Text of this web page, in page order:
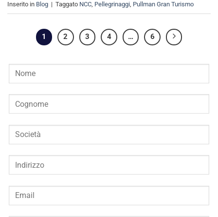
Inserito in Blog | Taggato NCC, Pellegrinaggi, Pullman Gran Turismo
1 2 3 4 … 6